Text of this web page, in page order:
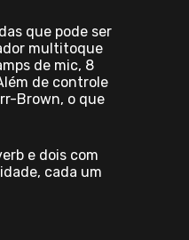
que pode ser
multitoque
de mic, 8
de controle
Brown, o que
e dois com
cada um